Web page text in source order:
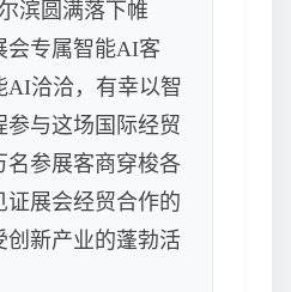
滨圆满落下帷
会专属智能AI客
洽洽，有幸以智
参与这场国际经贸
名参展客商穿梭各
证展会经贸合作的
创新产业的蓬勃活